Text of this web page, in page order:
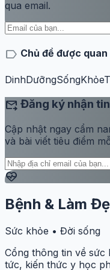
qua email.
label Chủ đề được
DinhDưỡngSốngKhỏe
forward_to_inbox Đăng ký nhận tin
Cập nhật ngay cẩm
và bài viết tiêu điểm
ecg_heart
Bệnh & Làm
Sức khỏe • Đời sống
Cổng thông tin về sức
tức, kiến thức y học